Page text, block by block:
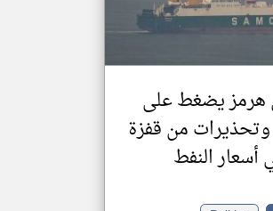
هرمز يضغط على
وتحذيرات من قفزة
النفط